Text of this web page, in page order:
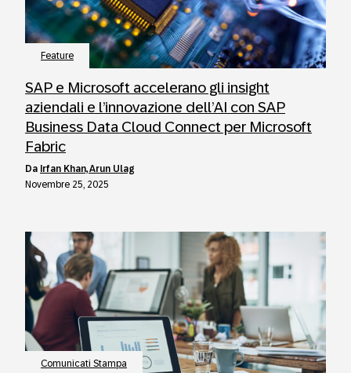
Feature
SAP e Microsoft accelerano gli insight
aziendali e l’innovazione dell’AI con SAP
Business Data Cloud Connect per Microsoft
Fabric
da Irfan Khan, Arun Ulag
Novembre 25, 2025
Comunicati Stampa